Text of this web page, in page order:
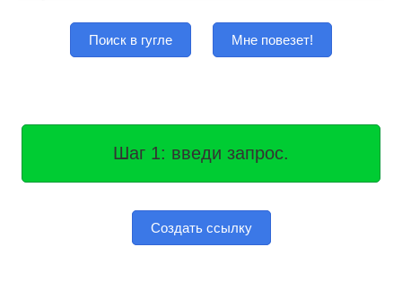
Поиск в гугле Мне повезет!
Шаг 1: введи запрос.
Создать ссылку